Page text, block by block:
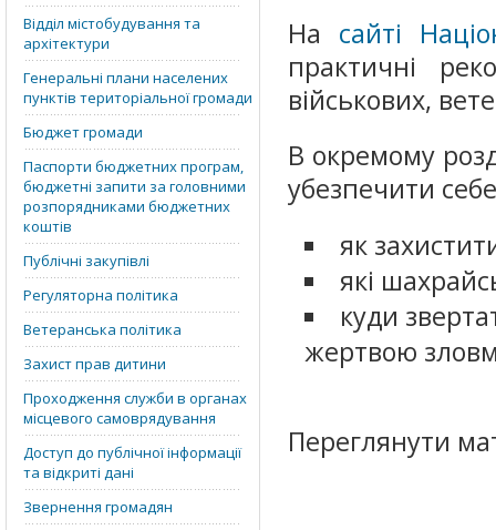
Відділ містобудування та
архітектури
Генеральні плани населених
пунктів територіальної громади
Бюджет громади
Паспорти бюджетних програм,
бюджетні запити за головними
розпорядниками бюджетних
коштів
Публічні закупівлі
Регуляторна політика
Ветеранська політика
Захист прав дитини
Проходження служби в органах
місцевого самоврядування
Доступ до публічної інформації
та відкриті дані
Звернення громадян
На сайті
практичні
військових,
В окремому
убезпечити
як
які
куди
жертвою
Переглянути